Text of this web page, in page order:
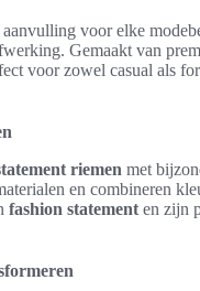
voor elke
Gemaakt van
voor zowel casual als
riemen met
en combineren
fashion statementen zijn